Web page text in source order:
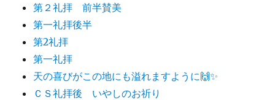
第２礼拝 前半賛美
第一礼拝後半
第2礼拝
第一礼拝
天の喜びがこの地にも溢れますように🙌✨
ＣＳ礼拝後 いやしのお祈り